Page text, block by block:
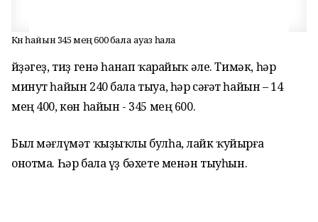
Көн һайын 345 мең 600 бала ауаз һала
Әйҙәгеҙ, тиҙ генә һанап ҡарайыҡ әле. Тимәк, һәр
минут һайын 240 бала тыуа, һәр сәғәт һайын – 14
мең 400, көн һайын - 345 мең 600.
Был мәғлүмәт ҡыҙыҡлы булһа, лайк ҡуйырға
онотма. Һәр бала үҙ бәхете менән тыуһын.